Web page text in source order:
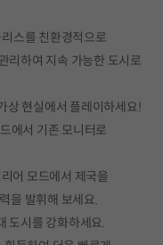
스를 친환경적으로
리하여 지속 가능한 도시로
상 현실에서 플레이하세요!
에서 기존 모니터로
어 모드에서 제국을
을 발휘해 보세요.
도시를 강화하세요.